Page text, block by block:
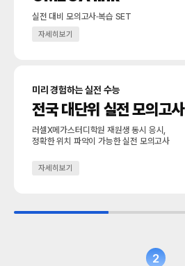
실전 대비 모의고사·복습 SET
자세히보기
미리 경험하는 실전 수능
전국 대단위 실전 모의고사
러셀X메가스터디학원 재원생 동시 응시,
정확한 위치 파악이 가능한 실전 모의고사
자세히보기
2